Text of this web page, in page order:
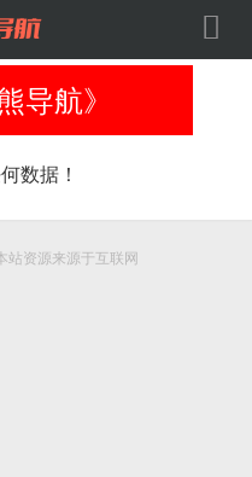

导航》
数据！
站资源来源于互联网